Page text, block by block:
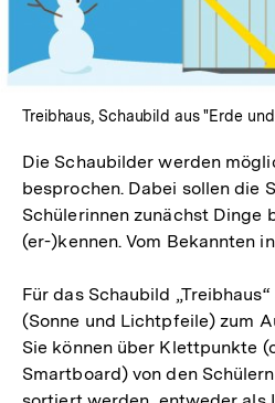
Treibhaus, Schaubild aus "Erde
Die Schaubilder werden
besprochen. Dabei sollen die
Schülerinnen zunächst Dinge
(er-)kennen. Vom Bekannten
Für das Schaubild
(Sonne und Lichtpfeile) zum
Sie können über Klettpunkte
Smartboard) von den